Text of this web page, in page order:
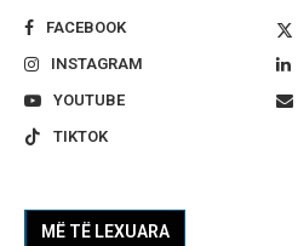
FACEBOOK
INSTAGRAM
YOUTUBE
TIKTOK
MË TË LEXUARA